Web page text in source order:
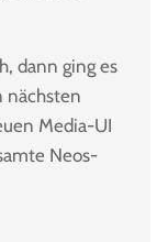
dann ging es
nächsten
Media-UI
Neos-